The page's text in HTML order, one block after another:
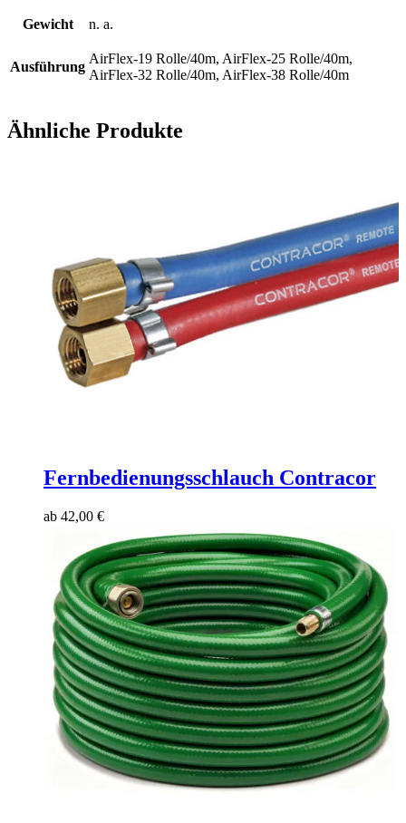
Gewicht n. a.
Ausführung
AirFlex-19 Rolle/40m, AirFlex-25 Rolle/40m,
AirFlex-32 Rolle/40m, AirFlex-38 Rolle/40m
Ähnliche Produkte
Fernbedienungsschlauch Contracor
ab 42,00 €